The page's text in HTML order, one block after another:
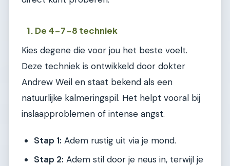
1. De 4-7-8 techniek
Kies degene die voor jou het beste voelt.
Deze techniek is ontwikkeld door dokter
Andrew Weil en staat bekend als een
natuurlijke kalmeringspil. Het helpt vooral bij
inslaapproblemen of intense angst.
Stap 1: Adem rustig uit via je mond.
Stap 2: Adem stil door je neus in, terwijl je